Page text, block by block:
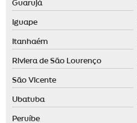
Guarujá
Iguape
Itanhaém
Riviera de São Lourenço
São Vicente
Ubatuba
Peruíbe